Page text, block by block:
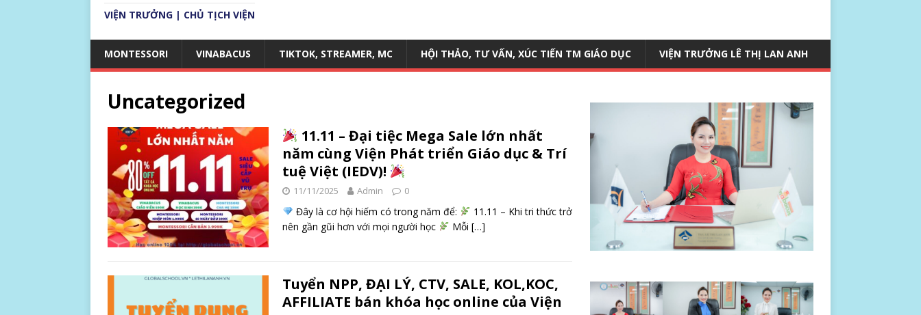
VIỆN TRƯỞNG | CHỦ TỊCH VIỆN
MONTESSORI VINABACUS TIKTOK, STREAMER, MC HỘI THẢO, TƯ VẤN, XÚC TIẾN TM GIÁO DỤC VIỆN TRƯỞNG LÊ THỊ LAN ANH
Uncategorized
11.11 – Đại tiệc Mega Sale lớn nhất
năm cùng Viện Phát triển Giáo dục & Trí
tuệ Việt (IEDV)!
11/11/2025 Admin 0
Đây là cơ hội hiếm có trong năm để:
11.11 – Khi tri thức trở
nên gần gũi hơn với mọi người học
Mỗi […]
Tuyển NPP, ĐẠI LÝ, CTV, SALE, KOL,KOC,
AFFILIATE bán khóa học online của Viện